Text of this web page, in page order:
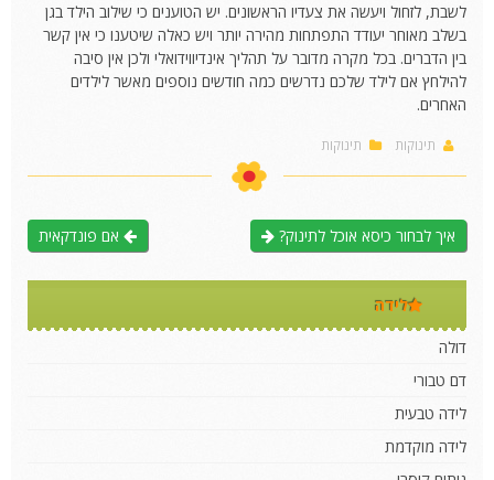
לשבת, לזחול ויעשה את צעדיו הראשונים. יש הטוענים כי שילוב הילד בגן
בשלב מאוחר יעודד התפתחות מהירה יותר ויש כאלה שיטענו כי אין קשר
בין הדברים. בכל מקרה מדובר על תהליך אינדיווידואלי ולכן אין סיבה
להילחץ אם לילד שלכם נדרשים כמה חודשים נוספים מאשר לילדים
האחרים.
תינוקות תינוקות
אם פונדקאית איך לבחור כיסא אוכל לתינוק?
לידה
דולה
דם טבורי
לידה טבעית
לידה מוקדמת